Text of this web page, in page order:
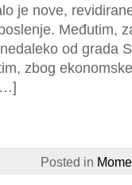
je nove,
Međutim,
od grada
zbog
Posted in